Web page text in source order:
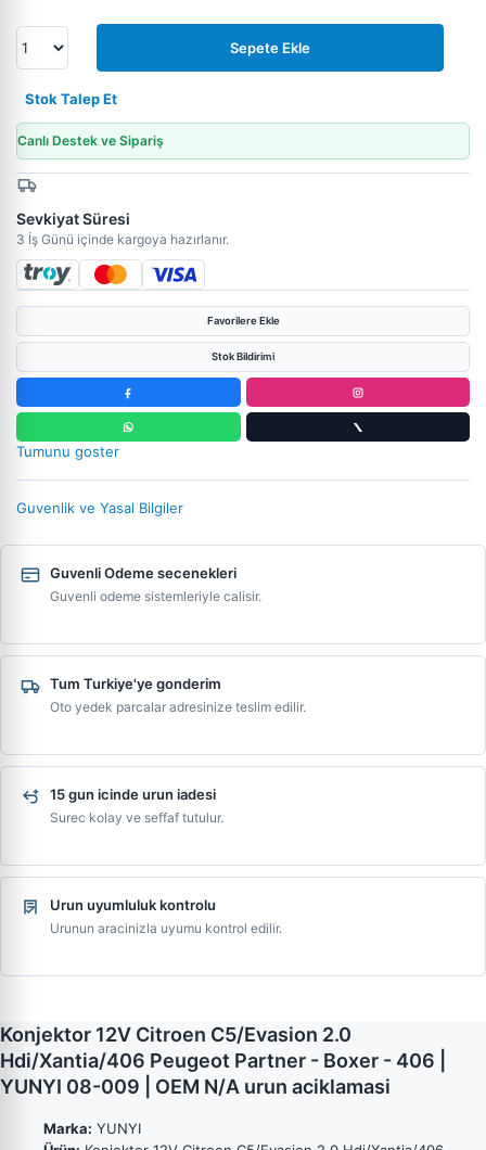
Sepete Ekle
Stok Talep Et
Canlı Destek ve Sipariş
Sevkiyat Süresi
3 İş Günü içinde kargoya hazırlanır.
Favorilere Ekle
Stok Bildirimi
Tumunu goster
Guvenlik ve Yasal Bilgiler
Guvenli Odeme secenekleri
Guvenli odeme sistemleriyle calisir.
Tum Turkiye'ye gonderim
Oto yedek parcalar adresinize teslim edilir.
15 gun icinde urun iadesi
Surec kolay ve seffaf tutulur.
Urun uyumluluk kontrolu
Urunun aracinizla uyumu kontrol edilir.
Konjektor 12V Citroen C5/Evasion 2.0
Hdi/Xantia/406 Peugeot Partner - Boxer - 406 |
YUNYI 08-009 | OEM N/A urun aciklamasi
Marka: YUNYI